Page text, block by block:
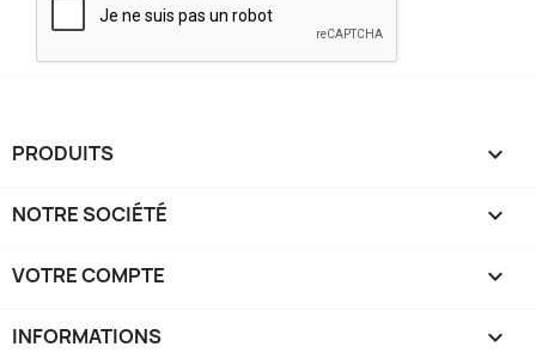
PRODUITS 
NOTRE SOCIÉTÉ 
VOTRE COMPTE 
INFORMATIONS keyboard_arrow_down